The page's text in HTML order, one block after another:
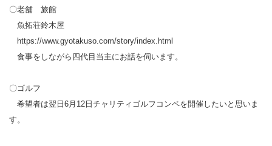
〇老舗 旅館
魚拓荘鈴木屋
https://www.gyotakuso.com/story/index.html
食事をしながら四代目当主にお話を伺います。
〇ゴルフ
希望者は翌日6月12日チャリティゴルフコンペを開催したいと思いま
す。